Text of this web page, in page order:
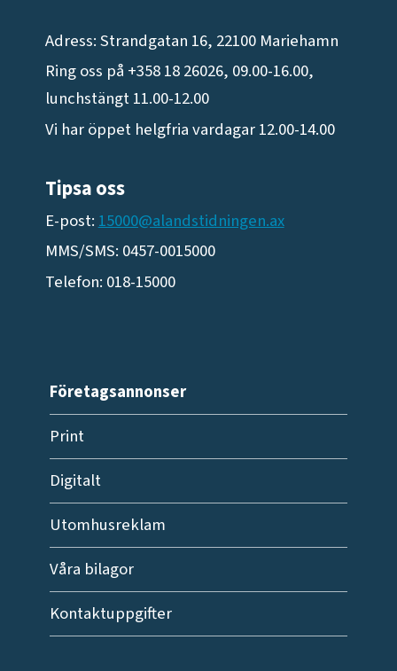
Adress: Strandgatan 16, 22100 Mariehamn
Ring oss på +358 18 26026, 09.00-16.00,
lunchstängt 11.00-12.00
Vi har öppet helgfria vardagar 12.00-14.00
Tipsa oss
E-post: 15000@alandstidningen.ax
MMS/SMS: 0457-0015000
Telefon: 018-15000
Företagsannonser
Print
Digitalt
Utomhusreklam
Våra bilagor
Kontaktuppgifter